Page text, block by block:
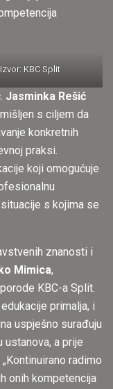
Izvor: KBC Split
Jasminka Rešić
s ciljem da
konkretnih
praksi.
koji omogućuje
s kojima se
znanosti i
Mimica,
KBC-a Split.
primalja, i
uspješno surađuju
a prije
radimo
onih kompetencija